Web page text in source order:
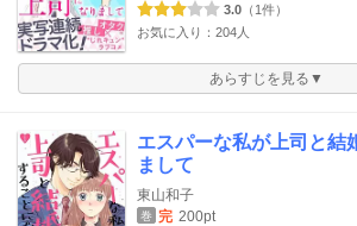
3.0 （1件）
お気に入り：204人
あらすじを見る▼
エスパーな私が上司と結
まして
東山和子
巻 完 200pt